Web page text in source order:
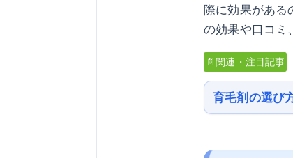
際に効果がある
の効果や口コミ
📄関連・注目記事
育毛剤の選び